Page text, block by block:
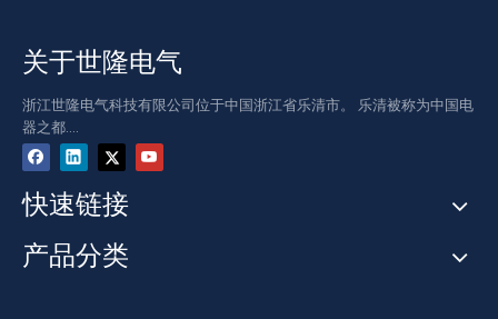
关于世隆电气
浙江世隆电气科技有限公司位于中国浙江省乐清市。 乐清被称为中国电
器之都....
快速链接
产品分类